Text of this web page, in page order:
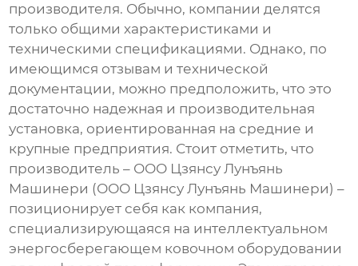
производителя. Обычно, компании делятся
только общими характеристиками и
техническими спецификациями. Однако, по
имеющимся отзывам и технической
документации, можно предположить, что это
достаточно надежная и производительная
установка, ориентированная на средние и
крупные предприятия. Стоит отметить, что
производитель – ООО Цзянсу Лунъянь
Машинери (ООО Цзянсу Лунъянь Машинери) –
позиционирует себя как компания,
специализирующаяся на интеллектуальном
энергосберегающем ковочном оборудовании